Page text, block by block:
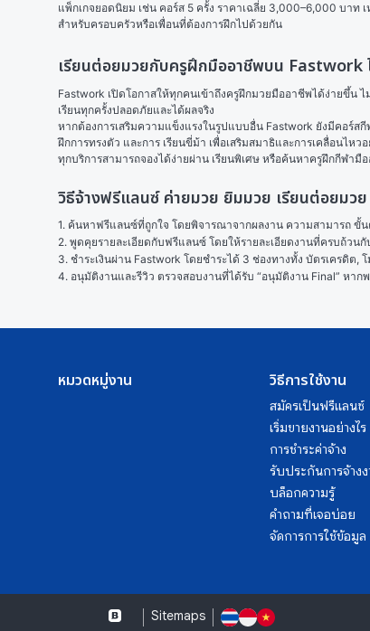
แพ็กเกจยอดนิยม เช่น คอร์ส 5 ครั้ง ราคาเฉลี่ย 3,000–6,000 บาท
สำหรับครอบครัวหรือเพื่อนที่ต้องการฝึกไปด้วยกัน
เรียนต่อยมวยกับครูฝึกมืออาชีพบน Fastwork
Fastwork เปิดโอกาสให้ทุกคนเข้าถึงครูฝึกมวยมืออาชีพได้ง่ายขึ้น
เรียนทุกครั้งปลอดภัยและได้ผลจริง
หากต้องการเสริมความแข็งแรงในรูปแบบอื่น Fastwork ยังมีคอร์ส
ฝึกการทรงตัว และการ เรียนขี่ม้า เพื่อเสริมสมาธิและการเคลื่อนไหว
ทุกบริการสามารถจองได้ง่ายผ่าน เรียนพิเศษ หรือค้นหาครูฝึกกีฬามื
วิธีจ้างฟรีแลนซ์ ค่ายมวย ยิมมวย เรียนต่อยม
1. ค้นหาฟรีแลนซ์ที่ถูกใจ โดยพิจารณาจากผลงาน ความสามารถ ขั้
2. พูดคุยรายละเอียดกับฟรีแลนซ์ โดยให้รายละเอียดงานที่ครบถ้ว
3. ชำระเงินผ่าน Fastwork โดยชำระได้ 3 ช่องทางทั้ง บัตรเครดิ
4. อนุมัติงานและรีวิว ตรวจสอบงานที่ได้รับ “อนุมัติงาน Final” หา
หมวดหมู่งาน วิธีการใช้งาน
สมัครเป็นฟรีแลนซ์
เริ่มขายงานอย่างไร
การชำระค่าจ้าง
รับประกันการจ้าง
บล็อกความรู้
คำถามที่เจอบ่อย
จัดการการใช้ข้อมูล
Sitemaps